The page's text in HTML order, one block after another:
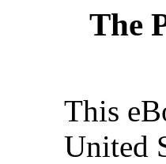
The
This
United